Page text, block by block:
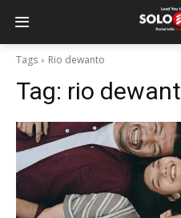
Tags Rio dewanto
Tag: rio